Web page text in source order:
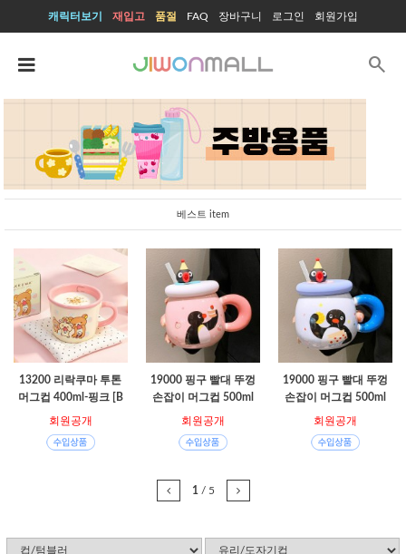
캐릭터보기 재입고 품절 FAQ 장바구니 로그인 회원가입
search
베스트 item
13200 리락쿠마 투톤
머그컵 400ml-핑크 [B
회원공개
19000 핑구 빨대 뚜껑
손잡이 머그컵 500ml
회원공개
19000 핑구 빨대 뚜껑
손잡이 머그컵 500ml
회원공개
1 / 5